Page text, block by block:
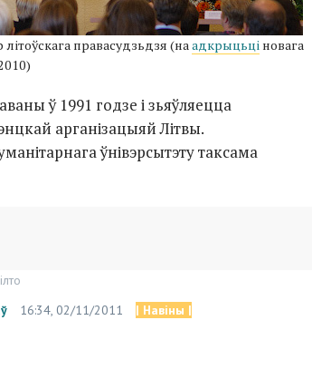
правасудзьдзя (на адкрыцьці новага
ў 1991 годзе і зьяўляецца
арганізацыяй Літвы.
ўнівэрсытэту таксама
16:34, 02/11/2011 | Навіны |